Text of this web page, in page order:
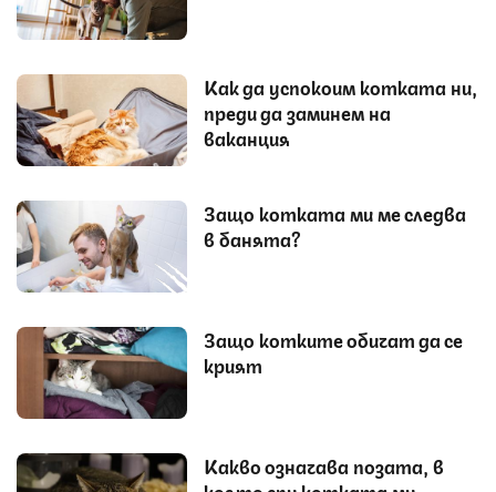
Как да успокоим котката ни,
преди да заминем на
ваканция
Защо котката ми ме следва
в банята?
Защо котките обичат да се
крият
Какво означава позата, в